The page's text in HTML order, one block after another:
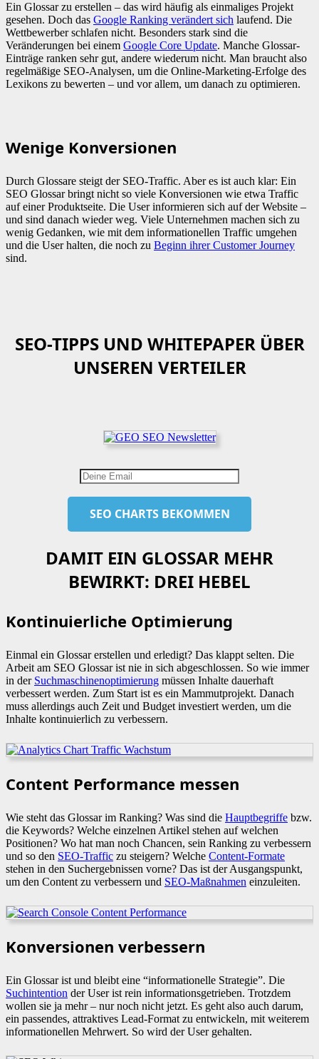
Ein Glossar zu erstellen – das wird häufig als einmaliges Projekt
gesehen. Doch das Google Ranking verändert sich laufend. Die
Wettbewerber schlafen nicht. Besonders stark sind die
Veränderungen bei einem Google Core Update. Manche Glossar-
Einträge ranken sehr gut, andere wiederum nicht. Man braucht also
regelmäßige SEO-Analysen, um die Online-Marketing-Erfolge des
Lexikons zu bewerten – und vor allem, um danach zu optimieren.
Wenige Konversionen
Durch Glossare steigt der SEO-Traffic. Aber es ist auch klar: Ein
SEO Glossar bringt nicht so viele Konversionen wie etwa Traffic
auf einer Produktseite. Die User informieren sich auf der Website –
und sind danach wieder weg. Viele Unternehmen machen sich zu
wenig Gedanken, wie mit dem informationellen Traffic umgehen
und die User halten, die noch zu Beginn ihrer Customer Journey
sind.
SEO-TIPPS UND WHITEPAPER ÜBER
UNSEREN VERTEILER
DAMIT EIN GLOSSAR MEHR
BEWIRKT: DREI HEBEL
Kontinuierliche Optimierung
Einmal ein Glossar erstellen und erledigt? Das klappt selten. Die
Arbeit am SEO Glossar ist nie in sich abgeschlossen. So wie immer
in der Suchmaschinenoptimierung müssen Inhalte dauerhaft
verbessert werden. Zum Start ist es ein Mammutprojekt. Danach
muss allerdings auch Zeit und Budget investiert werden, um die
Inhalte kontinuierlich zu verbessern.
Content Performance messen
Wie steht das Glossar im Ranking? Was sind die Hauptbegriffe bzw.
die Keywords? Welche einzelnen Artikel stehen auf welchen
Positionen? Wo hat man noch Chancen, sein Ranking zu verbessern
und so den SEO-Traffic zu steigern? Welche Content-Formate
stehen in den Suchergebnissen vorne? Das ist der Ausgangspunkt,
um den Content zu verbessern und SEO-Maßnahmen einzuleiten.
Konversionen verbessern
Ein Glossar ist und bleibt eine “informationelle Strategie”. Die
Suchintention der User ist rein informationsgetrieben. Trotzdem
wollen sie ja mehr – nur noch nicht jetzt. Es geht also auch darum,
ein passendes, attraktives Lead-Format zu entwickeln, mit weiterem
informationellen Mehrwert. So wird der User gehalten.